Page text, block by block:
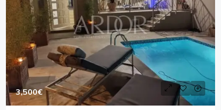
3,500€